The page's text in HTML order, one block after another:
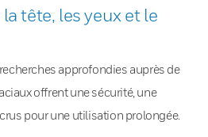
tête, les yeux et le
approfondies auprès de
offrent une sécurité, une
pour une utilisation prolongée.